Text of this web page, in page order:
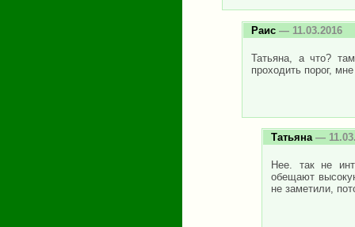
Раис — 11.03.2016
Татьяна, а что?
проходить порог,
Татьяна —
Нее. так не
обещают
не заметили,